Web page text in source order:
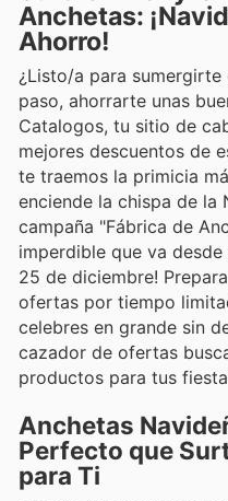
Anchetas:
Ahorro!
¿Listo/a para
paso, ahorrarte unas
Catalogos, tu sitio de
mejores descuentos de
te traemos la primicia
enciende la chispa de la
campaña "Fábrica de
imperdible que va
25 de diciembre!
ofertas por tiempo
celebres en grande sin
cazador de ofertas
productos para tus
Anchetas
Perfecto que
para Ti